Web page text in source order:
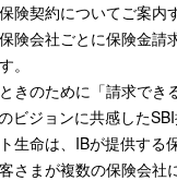
険契約についてご案内
険会社ごとに保険金請
。
きのために「請求でき
ビジョンに共感した
生命は、IBが提供する
さまが複数の保険会社